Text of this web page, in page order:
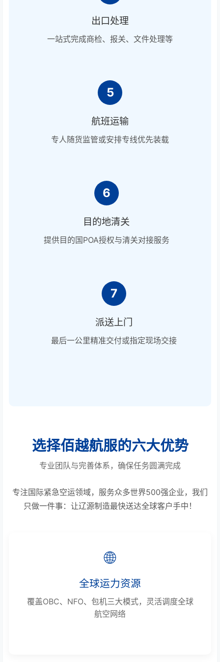
出口处理
一站式完成商检、报关、文件处理等
5
航班运输
专人随货监管或安排专线优先装载
6
目的地清关
提供目的国POA授权与清关对接服务
7
派送上门
最后一公里精准交付或指定现场交接
选择佰越航服的六大优势
专业团队与完善体系，确保任务圆满完成
专注国际紧急空运领域，服务众多世界500强企业，我们
只做一件事：让辽源制造最快送达全球客户手中！
🌐
全球运力资源
覆盖OBC、NFO、包机三大模式，灵活调度全球
航空网络